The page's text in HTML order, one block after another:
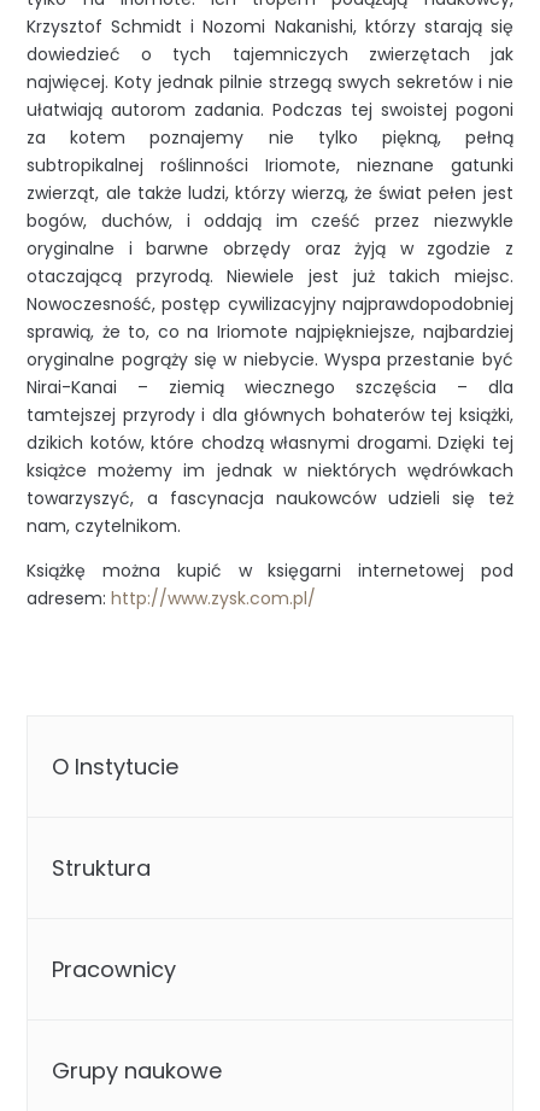
Krzysztof Schmidt i Nozomi Nakanishi, którzy starają się
dowiedzieć o tych tajemniczych zwierzętach jak
najwięcej. Koty jednak pilnie strzegą swych sekretów i nie
ułatwiają autorom zadania. Podczas tej swoistej pogoni
za kotem poznajemy nie tylko piękną, pełną
subtropikalnej roślinności Iriomote, nieznane gatunki
zwierząt, ale także ludzi, którzy wierzą, że świat pełen jest
bogów, duchów, i oddają im cześć przez niezwykle
oryginalne i barwne obrzędy oraz żyją w zgodzie z
otaczającą przyrodą. Niewiele jest już takich miejsc.
Nowoczesność, postęp cywilizacyjny najprawdopodobniej
sprawią, że to, co na Iriomote najpiękniejsze, najbardziej
oryginalne pogrąży się w niebycie. Wyspa przestanie być
Nirai-Kanai – ziemią wiecznego szczęścia – dla
tamtejszej przyrody i dla głównych bohaterów tej książki,
dzikich kotów, które chodzą własnymi drogami. Dzięki tej
książce możemy im jednak w niektórych wędrówkach
towarzyszyć, a fascynacja naukowców udzieli się też
nam, czytelnikom.
Książkę można kupić w księgarni internetowej pod
adresem:http://www.zysk.com.pl/
O Instytucie
Struktura
Pracownicy
Grupy naukowe